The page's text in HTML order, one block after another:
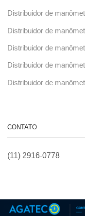
Distribuidor de
Distribuidor de
Distribuidor de
Distribuidor de
Distribuidor de
CONTATO
(11) 2916-0778